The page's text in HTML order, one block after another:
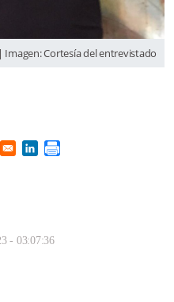
Cortesía del entrevistado
window
a new window
in a new window
Opens in a new window
- 03:07:36